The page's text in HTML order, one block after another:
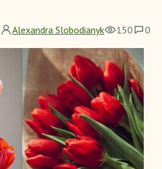
Alexandra Slobodianyk 150 0